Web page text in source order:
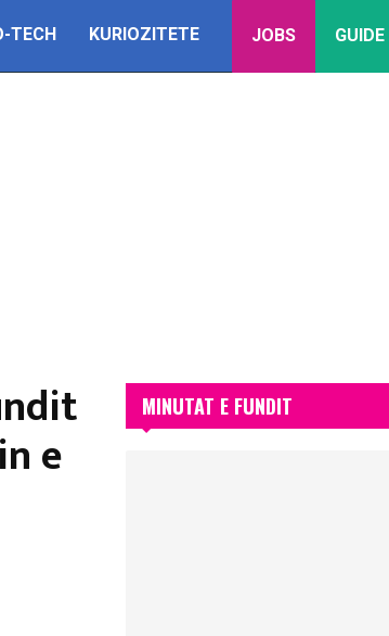
TECH KURIOZITETE JOBS GUIDE
e
MINUTAT E FUNDIT